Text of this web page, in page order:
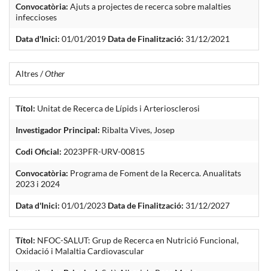
Convocatòria: Ajuts a projectes de recerca sobre malalties
infeccioses
Data d'Inici: 01/01/2019 Data de Finalització: 31/12/2021
Altres /Other
Títol: Unitat de Recerca de Lípids i Arteriosclerosi
Investigador Principal: Ribalta Vives, Josep
Codi Oficial: 2023PFR-URV-00815
Convocatòria: Programa de Foment de la Recerca. Anualitats
2023 i 2024
Data d'Inici: 01/01/2023 Data de Finalització: 31/12/2027
Títol: NFOC-SALUT: Grup de Recerca en Nutrició Funcional,
Oxidació i Malaltia Cardiovascular